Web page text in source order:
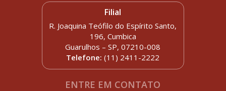
Filial
R. Joaquina Teófilo do Espírito Santo,
196, Cumbica
Guarulhos – SP, 07210-008
Telefone: (11) 2411-2222
ENTRE EM CONTATO